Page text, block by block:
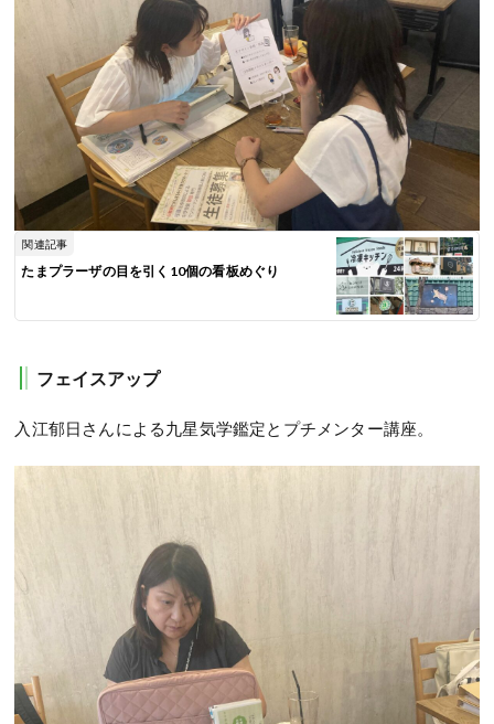
関連記事
たまプラーザの目を引く10個の看板めぐり
フェイスアップ
入江郁日さんによる九星気学鑑定とプチメンター講座。